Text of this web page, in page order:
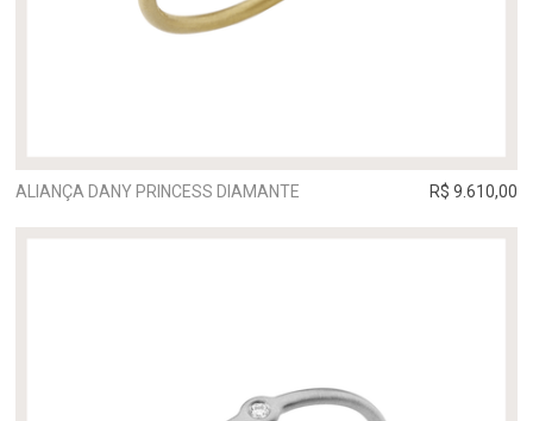
ALIANÇA DANY PRINCESS DIAMANTE R$ 9.610,00